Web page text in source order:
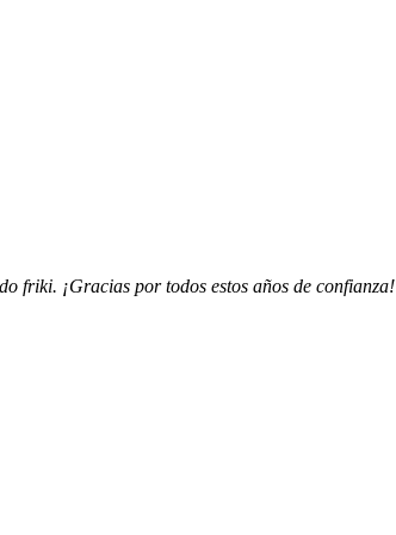
friki. ¡Gracias por todos estos años de confianza!